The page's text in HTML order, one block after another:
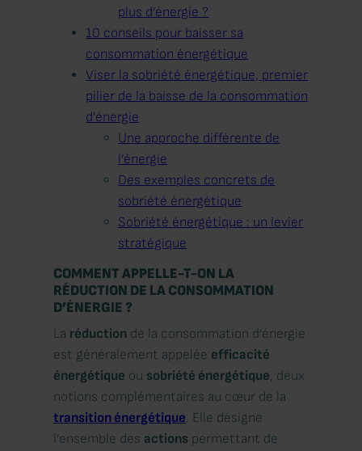
plus d’énergie ?
10 conseils pour baisser sa
consommation énergétique
Viser la sobriété énergétique, premier
pilier de la baisse de la consommation
d'énergie
Une approche différente de
l’énergie
Des exemples concrets de
sobriété énergétique
Sobriété énergétique : un levier
stratégique
COMMENT APPELLE-T-ON LA
RÉDUCTION DE LA CONSOMMATION
D’ÉNERGIE ?
La réduction de la consommation d’énergie
est généralement appelée efficacité
énergétique ou sobriété énergétique, deux
notions complémentaires au cœur de la
transition énergétique. Elle désigne
l’ensemble des actions permettant de